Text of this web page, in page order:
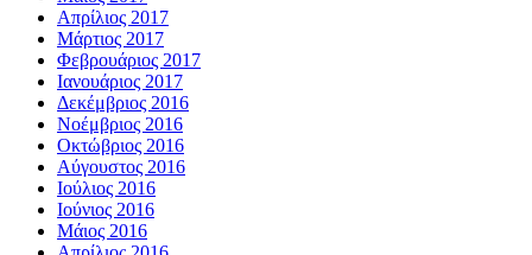
Απρίλιος 2017
Μάρτιος 2017
Φεβρουάριος 2017
Ιανουάριος 2017
Δεκέμβριος 2016
Νοέμβριος 2016
Οκτώβριος 2016
Αύγουστος 2016
Ιούλιος 2016
Ιούνιος 2016
Μάιος 2016